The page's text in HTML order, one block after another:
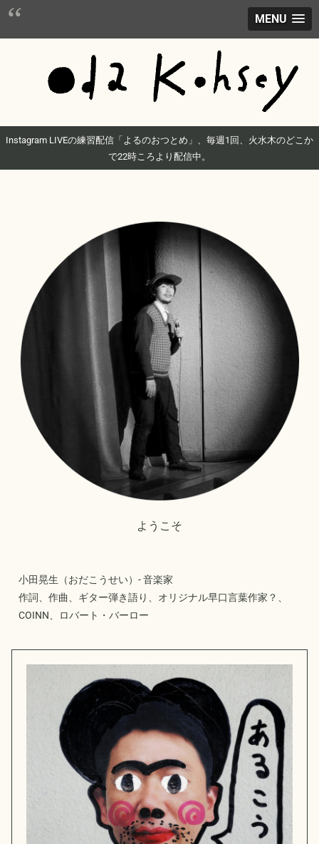
MENU
Instagram LIVEの練習配信「よるのおつとめ」、毎週1回、火水木のどこか
で22時ころより配信中。
ようこそ
小田晃生（おだこうせい）- 音楽家
作詞、作曲、ギター弾き語り、オリジナル早口言葉作家？、
COINN、ロバート・バーロー